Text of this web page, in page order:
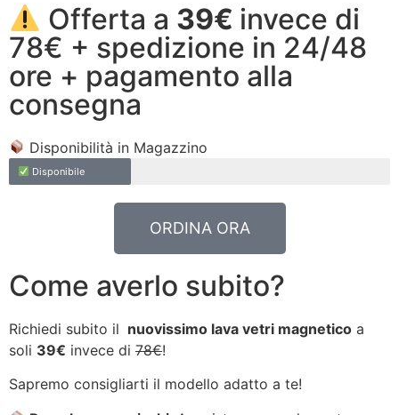
Offerta a 39€ invece di
78€ + spedizione in 24/48
ore + pagamento alla
consegna
Disponibilità in Magazzino
Disponibile
ORDINA ORA
Come averlo subito?
Richiedi subito il nuovissimo lava vetri magnetico a
soli 39€ invece di 78€!
Sapremo consigliarti il modello adatto a te!